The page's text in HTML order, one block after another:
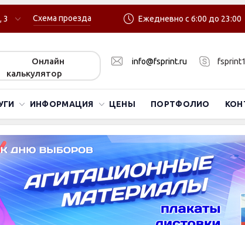
3 Схема проезда Ежедневно с 6:00 до 23:00
Онлайн
калькулятор
info@fsprint.ru fsprint1
ИНФОРМАЦИЯ ЦЕНЫ ПОРТФОЛИО